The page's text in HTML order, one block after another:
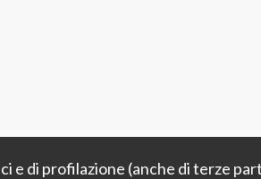
e di profilazione (anche di terze